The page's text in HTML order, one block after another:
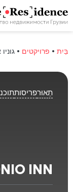
בַּיִת • פרויקטים • גוניו
תֵאוּרפריסות
INN